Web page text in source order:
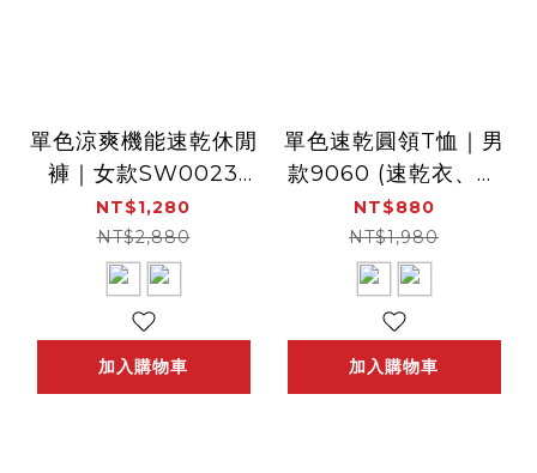
單色涼爽機能速乾休閒
褲｜女款SW0023
(速乾褲 涼爽 吸濕排汗
透氣)
NT$1,280
NT$2,880
加入購物車
單色速乾圓領T恤｜男
款9060 (速乾衣、涼
感、透氣、吸濕排汗)
NT$880
NT$1,980
加入購物車